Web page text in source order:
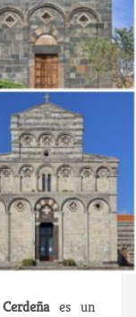
es un